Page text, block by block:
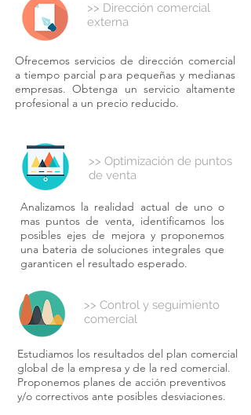
>> Dirección comercial
externa
Ofrecemos servicios de dirección comercial
a tiempo parcial para pequeñas y medianas
empresas. Obtenga un servicio altamente
profesional a un precio reducido.
>> Control y seguimiento
comercial
Estudiamos los resultados del plan comercial
global de la empresa y de la red comercial.
Proponemos planes de acción preventivos
y/o correctivos ante posibles desviaciones.
>> Optimización de puntos
de venta
Analizamos la realidad actual de uno o
mas puntos de venta, identificamos los
posibles ejes de mejora y proponemos
una bateria de soluciones integrales que
garanticen el resultado esperado.